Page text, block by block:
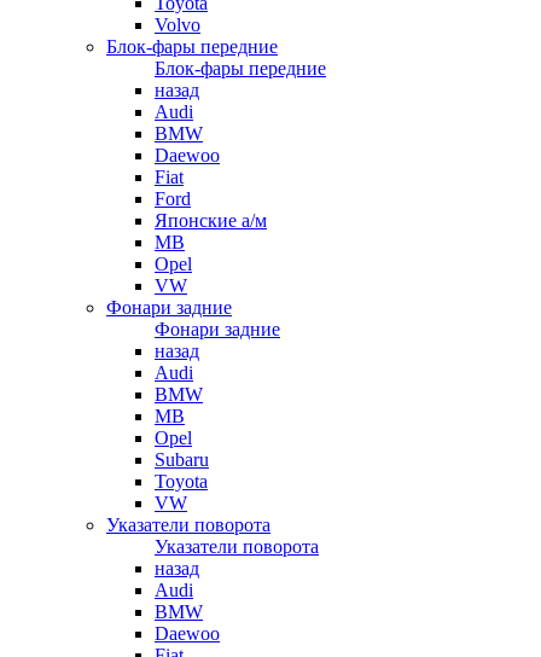
Volvo
Блок-фары передние
Блок-фары передние
назад
Audi
BMW
Daewoo
Fiat
Ford
Японские а/м
MB
Opel
VW
Фонари задние
Фонари задние
назад
Audi
BMW
MB
Opel
Subaru
Toyota
VW
Указатели поворота
Указатели поворота
назад
Audi
BMW
Daewoo